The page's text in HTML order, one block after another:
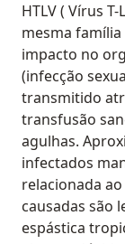
HTLV ( Vírus
mesma
impacto no
(infecção
transmitido
transfusão
agulhas.
infectados
relacionada
causadas são
espástica